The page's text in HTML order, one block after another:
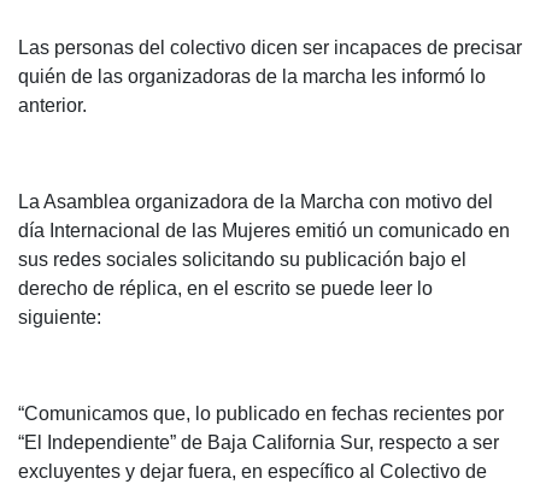
Las personas del colectivo dicen ser incapaces de precisar
quién de las organizadoras de la marcha les informó lo
anterior.
La Asamblea organizadora de la Marcha con motivo del
día Internacional de las Mujeres emitió un comunicado en
sus redes sociales solicitando su publicación bajo el
derecho de réplica, en el escrito se puede leer lo
siguiente:
“Comunicamos que, lo publicado en fechas recientes por
“El Independiente” de Baja California Sur, respecto a ser
excluyentes y dejar fuera, en específico al Colectivo de